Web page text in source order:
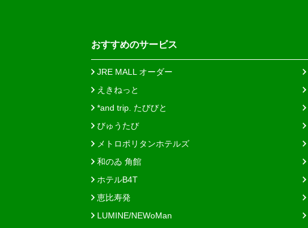
おすすめのサービス
JRE MALL オーダー
えきねっと
*and trip. たびびと
びゅうたび
メトロポリタンホテルズ
和のゐ 角館
ホテルB4T
恵比寿発
LUMINE/NEWoMan